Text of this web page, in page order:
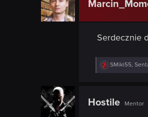
i
n
:
Serdecznie
R
e
i
SMiki55,
Hostile Mentor